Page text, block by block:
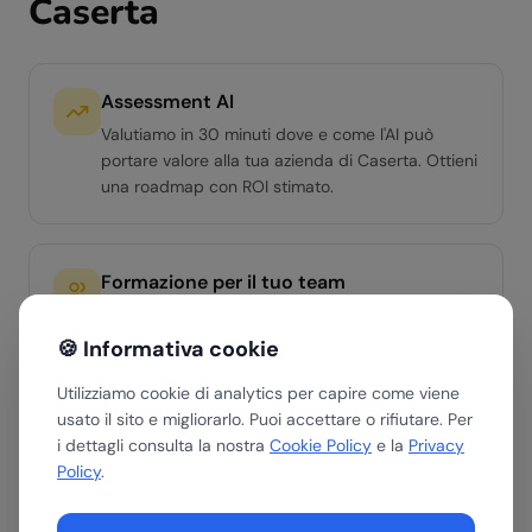
🍪 Informativa cookie
Utilizziamo cookie di analytics per capire come viene
usato il sito e migliorarlo. Puoi accettare o rifiutare. Per
i dettagli consulta la nostra Cookie Policy e la Privacy
Policy.
Caserta
Assessment AI
Valutiamo in 30 minuti dove e come l'AI può
portare valore alla tua azienda di Caserta. Ottieni
una roadmap con ROI stimato.
Formazione per il tuo team
Dall'AI Literacy di base ai percorsi avanzati per
Soluzioni AI custom